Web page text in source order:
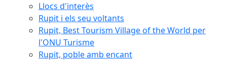
Llocs d'interès
Rupit i els seu voltants
Rupit, Best Tourism Village of the World per
l'ONU Turisme
Rupit, poble amb encant